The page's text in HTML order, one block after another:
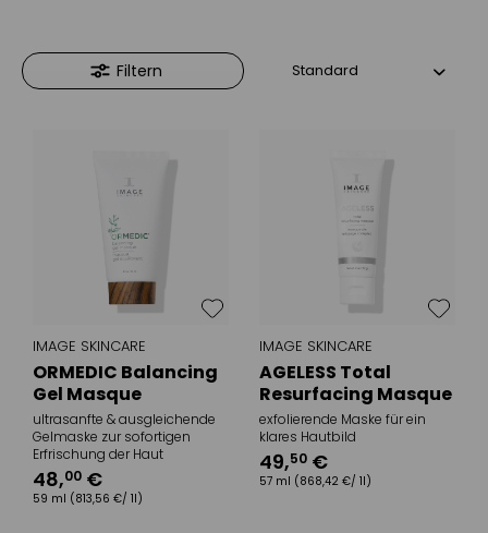
Filtern
IMAGE SKINCARE
ORMEDIC Balancing
Gel Masque
ultrasanfte & ausgleichende
Gelmaske zur sofortigen
Erfrischung der Haut
48,00 €
59 ml (813,56 €/ 1l)
IMAGE SKINCARE
AGELESS Total
Resurfacing Masque
exfolierende Maske für ein
klares Hautbild
49,50 €
57 ml (868,42 €/ 1l)